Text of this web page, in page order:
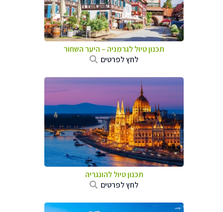
תכנון טיול לגרמניה – היער השחור
לחץ לפרטים
תכנון טיול להונגריה
לחץ לפרטים